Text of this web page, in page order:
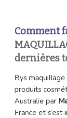
Comment
dernières
Bys
produits
Australie par
France et